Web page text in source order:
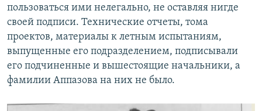
пользоваться ими нелегально, не оставляя нигде
своей подписи. Технические отчеты, тома
проектов, материалы к летным испытаниям,
выпущенные его подразделением, подписывали
его подчиненные и вышестоящие начальники, а
фамилии Аппазова на них не было.